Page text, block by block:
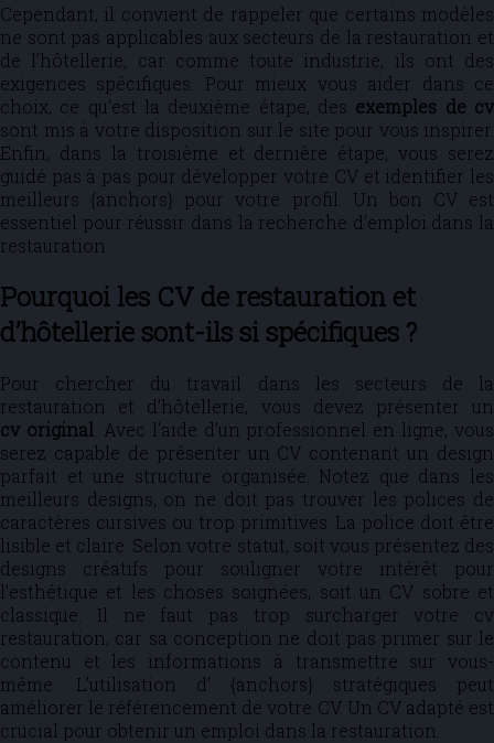
Cependant, il convient de rappeler que certains modèles
ne sont pas applicables aux secteurs de la restauration et
de l’hôtellerie, car comme toute industrie, ils ont des
exigences spécifiques. Pour mieux vous aider dans ce
choix, ce qu’est la deuxième étape, des exemples de cv
sont mis à votre disposition sur le site pour vous inspirer.
Enfin, dans la troisième et dernière étape, vous serez
guidé pas à pas pour développer votre CV et identifier les
meilleurs {anchors} pour votre profil. Un bon CV est
essentiel pour réussir dans la recherche d’emploi dans la
restauration.
Pourquoi les CV de restauration et
d’hôtellerie sont-ils si spécifiques ?
Pour chercher du travail dans les secteurs de la
restauration
et d’hôtellerie, vous devez présenter un
cv original . Avec l’aide d’un professionnel en ligne, vous
serez capable de présenter un CV contenant un design
parfait et une structure organisée. Notez que dans les
meilleurs designs, on ne doit pas trouver les polices de
caractères cursives ou trop primitives. La police doit être
lisible et claire. Selon votre statut, soit vous présentez des
designs créatifs pour souligner votre intérêt pour
l’esthétique et les choses soignées, soit un CV sobre et
classique. Il ne faut pas trop surcharger votre cv
restauration, car sa conception ne doit pas primer sur le
contenu et les informations à transmettre sur vous-
même. L’utilisation d’ {anchors} stratégiques peut
améliorer le référencement de votre CV. Un CV adapté est
crucial pour obtenir un emploi dans la restauration.